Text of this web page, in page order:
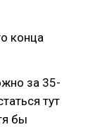
конца
за 35-
тут
бы